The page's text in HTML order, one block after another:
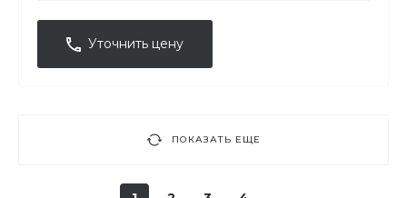
Уточнить цену
ПОКАЗАТЬ ЕЩЕ